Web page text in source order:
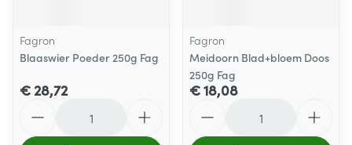
Fagron
Blaaswier Poeder 250g Fag
€ 28,72
Fagron
Meidoorn Blad+bloem Doos
250g Fag
€ 18,08